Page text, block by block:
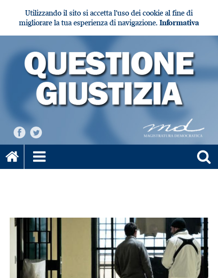
Utilizzando il sito si accetta l'uso dei cookie al fine di
migliorare la tua esperienza di navigazione. Informativa